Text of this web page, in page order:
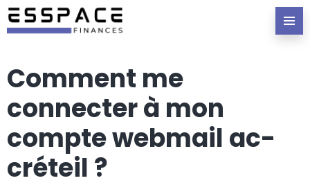
Comment me
connecter à mon
compte webmail ac-
créteil ?